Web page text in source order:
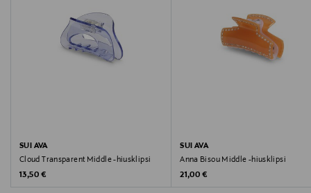
SUI AVA
Cloud Transparent Middle -hiusklipsi
Original Price
13,50 €
SUI AVA
Anna Bisou Middle -hiusklipsi
Original Price
21,00 €